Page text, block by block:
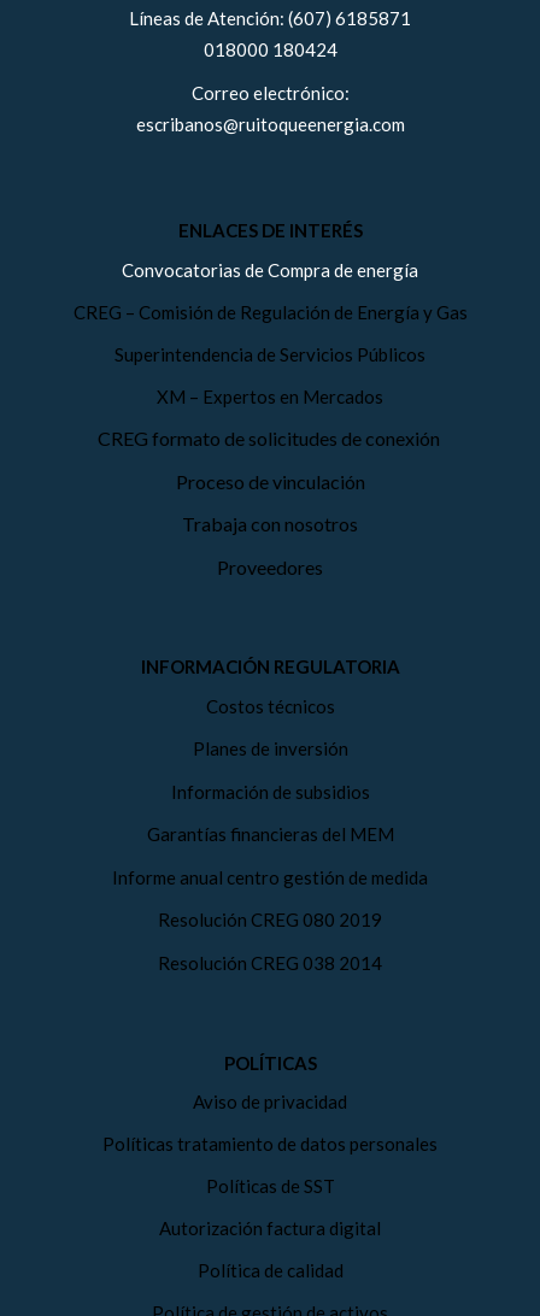
Líneas de Atención: (607) 6185871
018000 180424
Correo electrónico:
escribanos@ruitoqueenergia.com
ENLACES DE INTERÉS
Convocatorias de Compra de energía
CREG – Comisión de Regulación de Energía y Gas
Superintendencia de Servicios Públicos
XM – Expertos en Mercados
CREG formato de solicitudes de conexión
Proceso de vinculación
Trabaja con nosotros
Proveedores
INFORMACIÓN REGULATORIA
Costos técnicos
Planes de inversión
Información de subsidios
Garantías financieras del MEM
Informe anual centro gestión de medida
Resolución CREG 080 2019
Resolución CREG 038 2014
POLÍTICAS
Aviso de privacidad
Políticas tratamiento de datos personales
Políticas de SST
Autorización factura digital
Política de calidad